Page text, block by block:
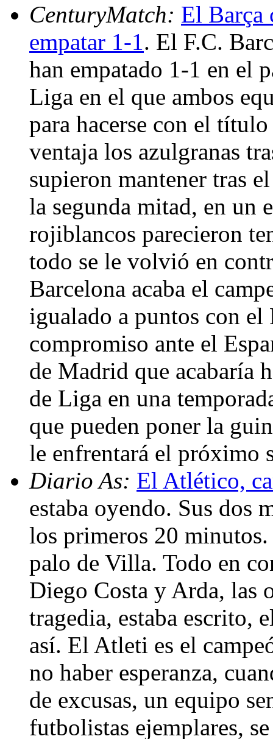
CenturyMatch: El Barça
empatar 1-1 . El F.C.
han empatado 1-1 en el
Liga en el que ambos
para hacerse con el
ventaja los azulgranas
supieron mantener tras
la segunda mitad, en un
rojiblancos parecieron
todo se le volvió en
Barcelona acaba el
igualado a puntos con
compromiso ante el
de Madrid que acabaría
de Liga en una
que pueden poner la
le enfrentará el
Diario As: El Atlético,
estaba oyendo. Sus dos
los primeros 20
palo de Villa. Todo en
Diego Costa y Arda, las
tragedia, estaba escrito,
así. El Atleti es el
no haber esperanza,
de excusas, un equipo
futbolistas ejemplares,